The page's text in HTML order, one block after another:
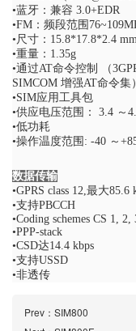
•蓝牙：兼容 3.0+EDR
•FM：频段范围
•尺寸：15.8*17.8*2.4
•重量：1.35g
•通过AT命令控制 （
SIMCOM 增强AT命令集）
•SIM应用工具包
•供应电压范围： 3.4 ～
•低功耗
•操作温度范围: -40 ～
数据传输
•GPRS class 12,最大85.6
•支持PBCCH
•Coding schemes CS 1, 2,
•PPP-stack
•CSD达14.4 kbps
•支持USSD
•非透传
Prev： SIM800